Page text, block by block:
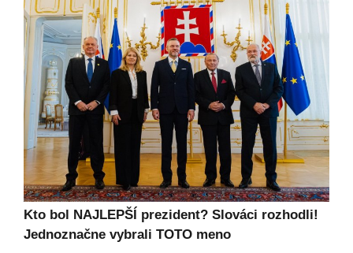
Kto bol NAJLEPŠÍ prezident? Slováci rozhodli!
Jednoznačne vybrali TOTO meno